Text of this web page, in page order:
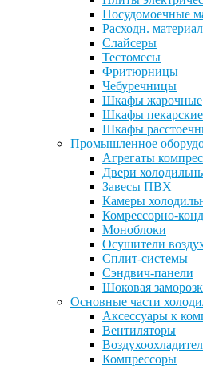
Посудомоечные
Расходн.
Слайсеры
Тестомесы
Фритюрницы
Чебуречницы
Шкафы жарочные
Шкафы пекарские
Шкафы
Промышленное
Агрегаты
Двери
Завесы ПВХ
Камеры
Комрессорно-
Моноблоки
Осушители
Сплит-системы
Сэндвич-панели
Шоковая
Основные части
Аксессуары к
Вентиляторы
Компрессоры